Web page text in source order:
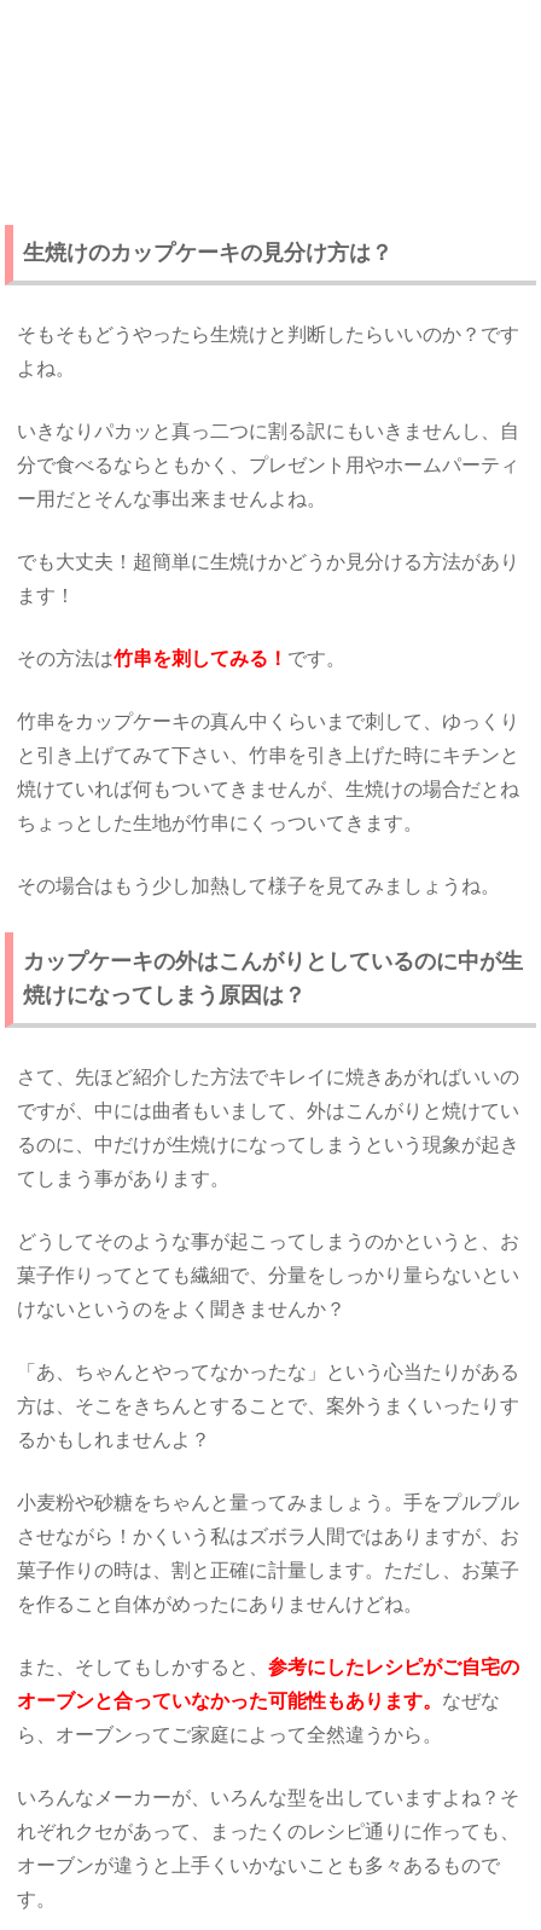
生焼けのカップケーキの見分け方は？
そもそもどうやったら生焼けと判断したらいいのか？です
よね。
いきなりパカッと真っ二つに割る訳にもいきませんし、自
分で食べるならともかく、プレゼント用やホームパーティ
ー用だとそんな事出来ませんよね。
でも大丈夫！超簡単に生焼けかどうか見分ける方法があり
ます！
その方法は竹串を刺してみる！ です。
竹串をカップケーキの真ん中くらいまで刺して、ゆっくり
と引き上げてみて下さい、竹串を引き上げた時にキチンと
焼けていれば何もついてきませんが、生焼けの場合だとね
ちょっとした生地が竹串にくっついてきます。
その場合はもう少し加熱して様子を見てみましょうね。
カップケーキの外はこんがりとしているのに中が生
焼けになってしまう原因は？
さて、先ほど紹介した方法でキレイに焼きあがればいいの
ですが、中には曲者もいまして、外はこんがりと焼けてい
るのに、中だけが生焼けになってしまうという現象が起き
てしまう事があります。
どうしてそのような事が起こってしまうのかというと、お
菓子作りってとても繊細で、分量をしっかり量らないとい
けないというのをよく聞きませんか？
「あ、ちゃんとやってなかったな」という心当たりがある
方は、そこをきちんとすることで、案外うまくいったりす
るかもしれませんよ？
小麦粉や砂糖をちゃんと量ってみましょう。手をプルプル
させながら！かくいう私はズボラ人間ではありますが、お
菓子作りの時は、割と正確に計量します。ただし、お菓子
を作ること自体がめったにありませんけどね。
また、そしてもしかすると、参考にしたレシピがご自宅の
オーブンと合っていなかった可能性もあります。 なぜな
ら、オーブンってご家庭によって全然違うから。
いろんなメーカーが、いろんな型を出していますよね？そ
れぞれクセがあって、まったくのレシピ通りに作っても、
オーブンが違うと上手くいかないことも多々あるもので
す。